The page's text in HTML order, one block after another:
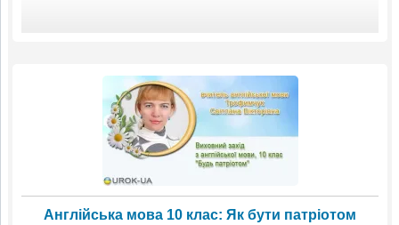
Англійська мова 10 клас: Як бути патріотом